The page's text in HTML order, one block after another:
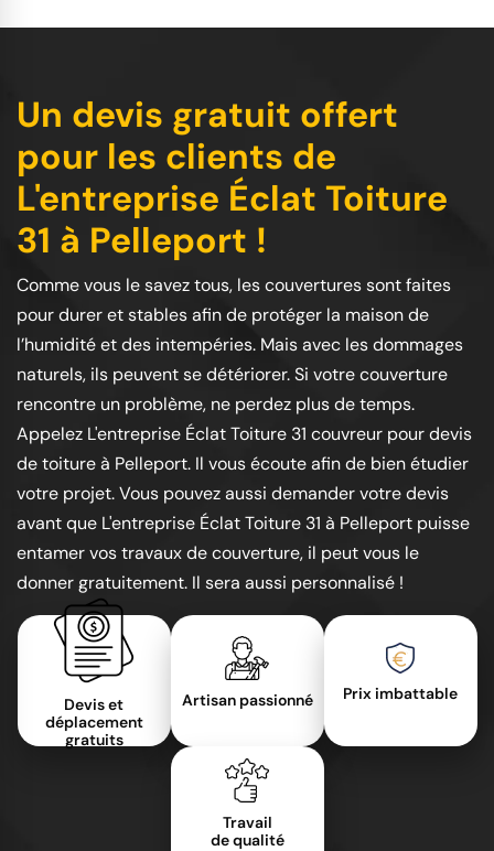
Un devis gratuit offert
pour les clients de
L'entreprise Éclat Toiture
31 à Pelleport !
Comme vous le savez tous, les couvertures sont faites
pour durer et stables afin de protéger la maison de
l’humidité et des intempéries. Mais avec les dommages
naturels, ils peuvent se détériorer. Si votre couverture
rencontre un problème, ne perdez plus de temps.
Appelez L'entreprise Éclat Toiture 31 couvreur pour devis
de toiture à Pelleport. Il vous écoute afin de bien étudier
votre projet. Vous pouvez aussi demander votre devis
avant que L'entreprise Éclat Toiture 31 à Pelleport puisse
entamer vos travaux de couverture, il peut vous le
donner gratuitement. Il sera aussi personnalisé !
Devis et
déplacement
gratuits
Artisan passionné Prix imbattable
Travail
de qualité